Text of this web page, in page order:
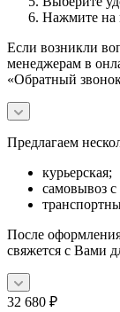
Нажмите на
Если возникли
менеджерам в
«Обратный
Предлагаем
курьерская;
самовывоз
После оформления
свяжется с Вами
32 680 ₽